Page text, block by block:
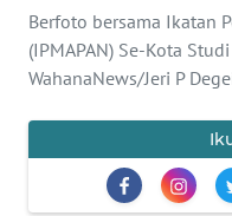
Berfoto bersama Ikatan
(IPMAPAN) Se-Kota
WahanaNews/Jeri P
IKLAN
TENTANG
KAMI
PEDOMAN